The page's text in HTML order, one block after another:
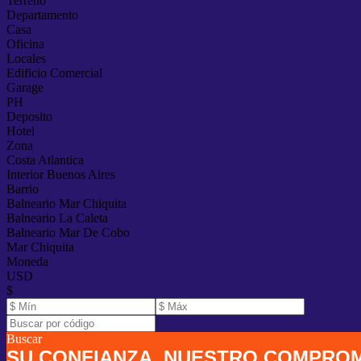
Departamento
Casa
Oficina
Locales
Edificio Comercial
Garage
PH
Deposito
Hotel
Zona
Costa Atlantica
Interior Buenos Aires
Barrio
Balneario Mar Chiquita
Balneario La Caleta
Balneario Mar De Cobo
Mar Chiquita
Moneda
USD
$
Buscar